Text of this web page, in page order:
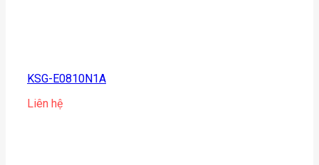
KSG-E0810N1A
Liên hệ